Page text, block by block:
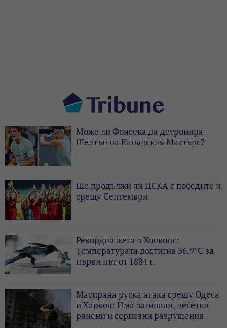
Може ли Фонсека да детронира
Шелтън на Канадския Мастърс?
Ще продължи ли ЦСКА с победите и
срещу Септември
Рекордна жега в Хонконг:
Температурата достигна 36,9°C за
първи път от 1884 г.
Масирана руска атака срещу Одеса
и Харков: Има загинали, десетки
ранени и сериозни разрушения